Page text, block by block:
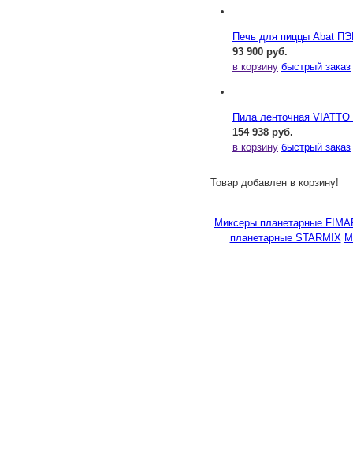
Печь для пиццы Abat
93 900 руб.
в корзину быстрый заказ
Пила ленточная VIATTO
154 938 руб.
в корзину быстрый заказ
Товар добавлен в корзину!
Миксеры планетарные
планетарные STARMIX